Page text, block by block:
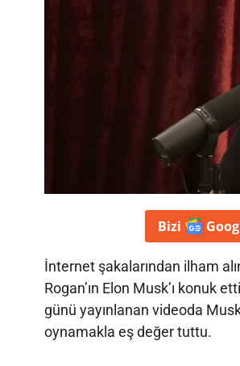
Bizi
İnternet şakalarından ilham
Rogan’ın Elon Musk’ı konuk
günü yayınlanan videoda
oynamakla eş değer tuttu.